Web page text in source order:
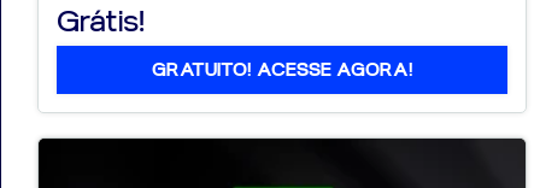
Grátis!
GRATUITO! ACESSE AGORA!